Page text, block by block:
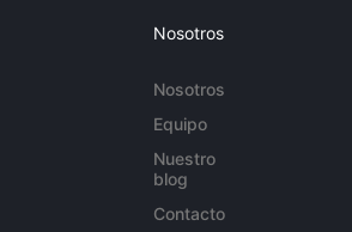
Nosotros
Nosotros
Equipo
Nuestro
blog
Contacto